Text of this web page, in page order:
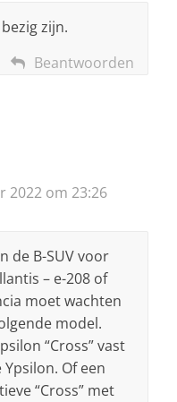
zijn.
Beantwoorden
2022 om 23:26
de B-SUV voor
– e-208 of
moet wachten
model.
“Cross” vast
Of een
“Cross” met